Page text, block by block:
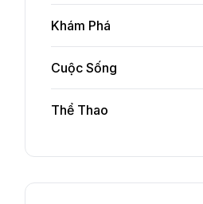
Khám Phá
Cuộc Sống
Thể Thao